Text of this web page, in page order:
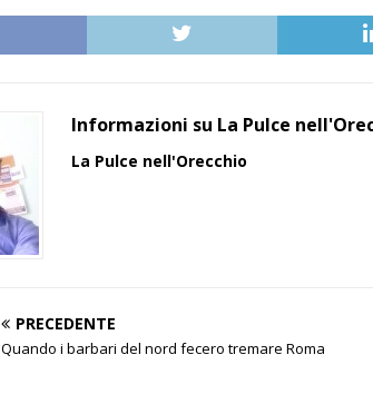
Informazioni su La Pulce
La Pulce nell'Orecchio
PRECEDENTE
Quando i barbari del nord fecero tremare Roma